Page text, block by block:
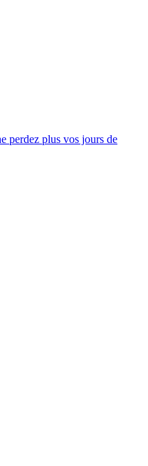
perdez plus vos jours de